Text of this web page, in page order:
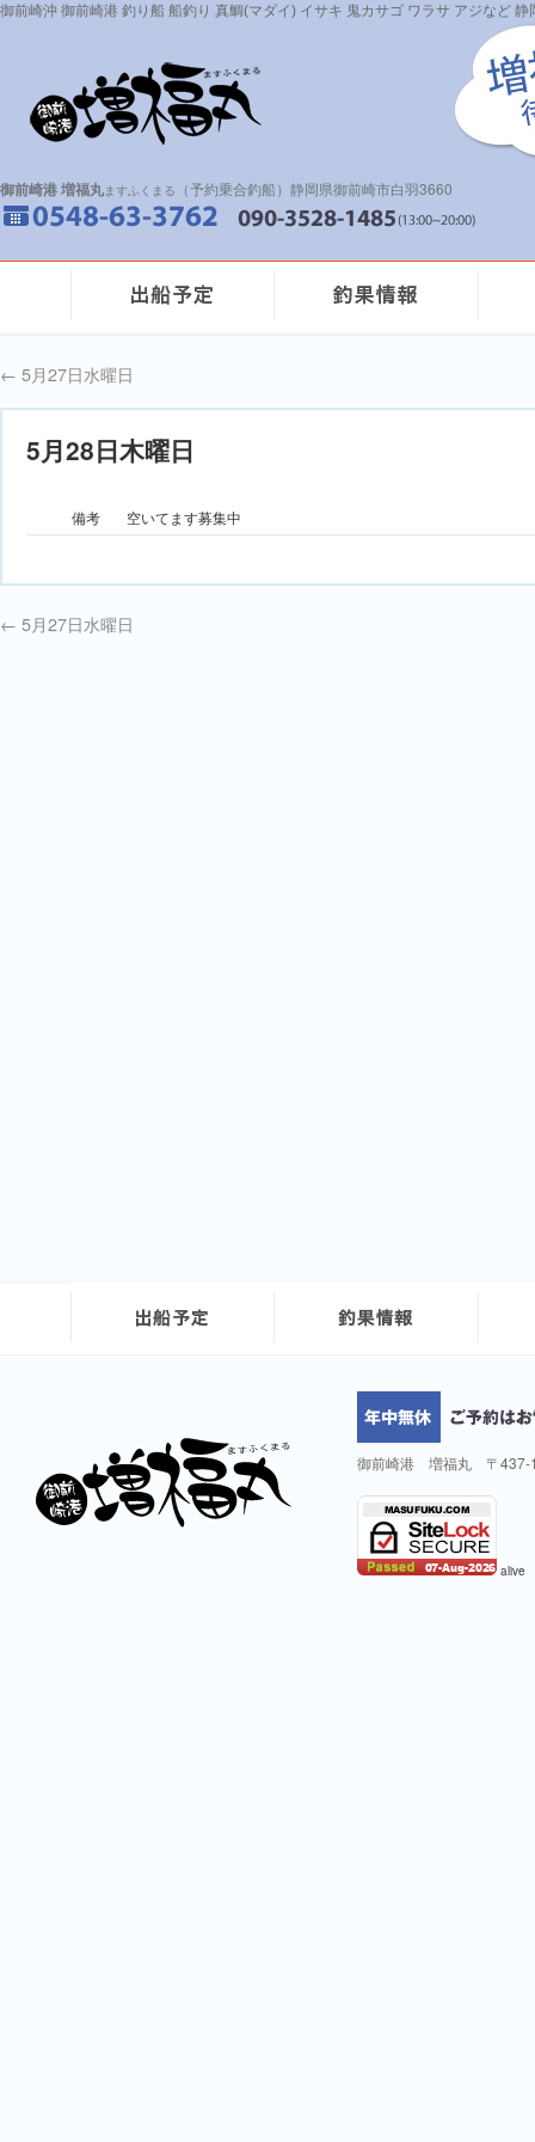
御前崎沖 御前崎港 釣り船 船釣り 真鯛(マダイ) イサキ 鬼カサゴ ワラサ アジなど
御前崎港 増福丸ますふくまる （予約乗合釣船）静岡県御前崎市白羽3660
← 5月27日水曜日
5月28日木曜日
備考 空いてます募集中
← 5月27日水曜日
御前崎港 増福丸 〒437-
alive